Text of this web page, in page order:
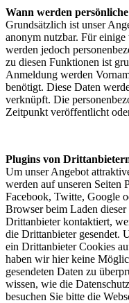
Wann werden
Grundsätzlich ist unser
anonym nutzbar. Für
werden jedoch
zu diesen Funktionen ist
Anmeldung werden
benötigt. Diese Daten
verknüpft. Die
Zeitpunkt veröffentlicht
Plugins von
Um unser Angebot
werden auf unseren Seiten
Facebook, Twitte, Google
Browser beim Laden
Drittanbieter kontaktiert,
die Drittanbieter gesendet.
ein Drittanbieter Cookies
haben wir hier keine
gesendeten Daten zu
wissen, wie die
besuchen Sie bitte die